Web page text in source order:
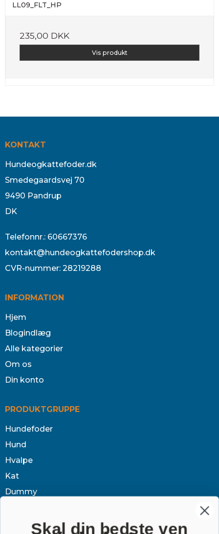
LL09_FLT_HP
235,00 DKK
Vis produkt
KONTAKT
Hundeogkattefoder.dk
Smedegaardsvej 70
9490 Pandrup
DK
Telefonnr.: 60667376
kontakt@hundeogkattefodershop.dk
CVR-nummer: 28219288
INFORMATION
Hjem
Blogindlæg
Alle kategorier
Om os
Din konto
PRODUKTGRUPPE
Hundefoder
Hund
Hvalpe
Kat
Dummy
Tøj & jagtSkal din bedste ven